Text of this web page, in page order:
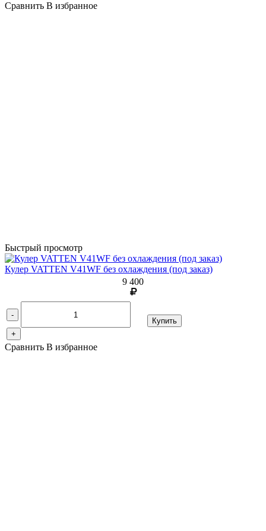
Сравнить В избранное
Быстрый просмотр
Кулер VATTEN V41WF без охлаждения (под заказ)
9 400
-
+
Купить
Сравнить В избранное